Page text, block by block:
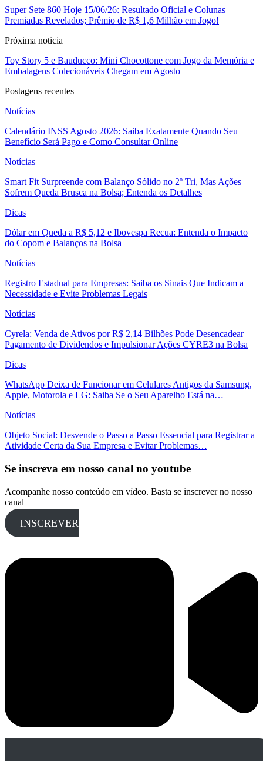
Super Sete 860 Hoje 15/06/26: Resultado Oficial e Colunas
Premiadas Revelados; Prêmio de R$ 1,6 Milhão em Jogo!
Próxima noticia
Toy Story 5 e Bauducco: Mini Chocottone com Jogo da Memória e
Embalagens Colecionáveis Chegam em Agosto
Postagens recentes
Notícias
Calendário INSS Agosto 2026: Saiba Exatamente Quando Seu
Benefício Será Pago e Como Consultar Online
Notícias
Smart Fit Surpreende com Balanço Sólido no 2º Tri, Mas Ações
Sofrem Queda Brusca na Bolsa; Entenda os Detalhes
Dicas
Dólar em Queda a R$ 5,12 e Ibovespa Recua: Entenda o Impacto
do Copom e Balanços na Bolsa
Notícias
Registro Estadual para Empresas: Saiba os Sinais Que Indicam a
Necessidade e Evite Problemas Legais
Notícias
Cyrela: Venda de Ativos por R$ 2,14 Bilhões Pode Desencadear
Pagamento de Dividendos e Impulsionar Ações CYRE3 na Bolsa
Dicas
WhatsApp Deixa de Funcionar em Celulares Antigos da Samsung,
Apple, Motorola e LG: Saiba Se o Seu Aparelho Está na…
Notícias
Objeto Social: Desvende o Passo a Passo Essencial para Registrar a
Atividade Certa da Sua Empresa e Evitar Problemas…
Se inscreva em nosso canal no youtube
Acompanhe nosso conteúdo em vídeo. Basta se inscrever no nosso
canal
INSCREVER